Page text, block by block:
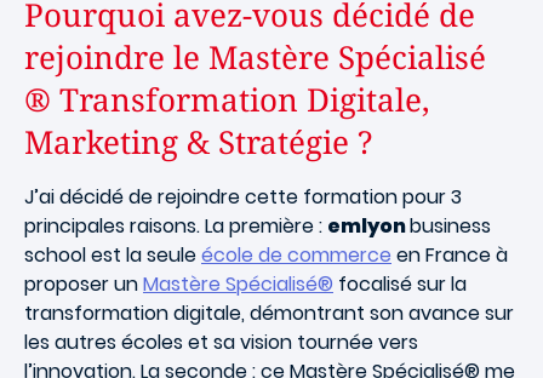
Pourquoi avez-vous décidé de
rejoindre le Mastère Spécialisé
® Transformation Digitale,
Marketing & Stratégie ?
J’ai décidé de rejoindre cette formation pour 3
principales raisons. La première : emlyonbusiness
school est la seuleécole de commerce en France à
proposer unMastère Spécialisé® focalisé sur la
transformation digitale, démontrant son avance sur
les autres écoles et sa vision tournée vers
l’innovation. La seconde : ce Mastère Spécialisé® me